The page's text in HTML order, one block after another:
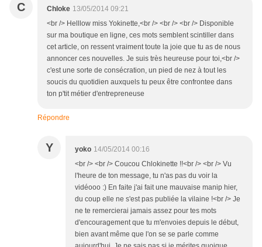
C Chloke 13/05/2014 09:21
<br /> Helllow miss Yokinette,<br /> <br /> <br /> Disponible
sur ma boutique en ligne, ces mots semblent scintiller dans
cet article, on ressent vraiment toute la joie que tu as de nous
annoncer ces nouvelles. Je suis très heureuse pour toi,<br />
c'est une sorte de consécration, un pied de nez à tout les
soucis du quotidien auxquels tu peux être confrontee dans
ton p'tit métier d'entrepreneuse
Répondre
Y yoko 14/05/2014 00:16
<br /> <br /> Coucou Chlokinette !!<br /> <br /> Vu
l'heure de ton message, tu n'as pas du voir la
vidéooo :) En faite j'ai fait une mauvaise manip hier,
du coup elle ne s'est pas publiée la vilaine !<br /> Je
ne te remercierai jamais assez pour tes mots
d'encouragement que tu m'envoies depuis le début,
bien avant même que l'on se se parle comme